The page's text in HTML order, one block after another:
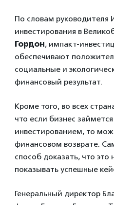
По словам руководителя
инвестирования в
Гордон, импакт-
обеспечивают
социальные и
финансовый результат.
Кроме того, во всех
что если бизнес
инвестированием, то
финансовом возврате.
способ доказать, что
показывать успешные
Генеральный директор